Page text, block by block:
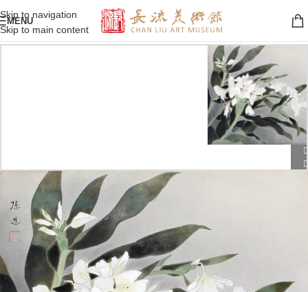
Skip to navigation
Skip to main content
MENU